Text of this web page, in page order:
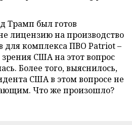
Трамп был готов
лицензию на производство
для комплекса ПВО Patriot –
США на этот вопрос
Более того, выяснилось,
США в этом вопросе не
Что же произошло?